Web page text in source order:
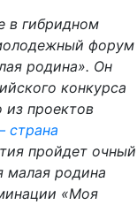
в гибридном
форум
родина». Он
конкурса
из проектов
страна
пройдет очный
малая родина
«Моя